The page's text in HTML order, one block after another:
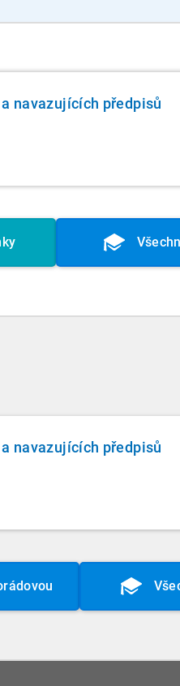
navazujících předpisů
navazujících předpisů